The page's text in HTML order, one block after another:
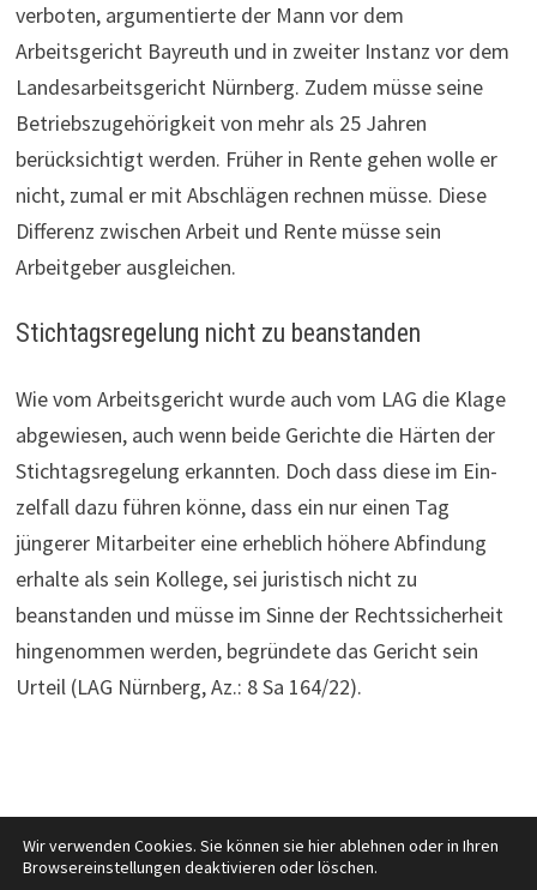
verboten, argumentierte der Mann vor dem
Arbeitsgericht Bayreuth und in zweiter Instanz vor dem
Landesarbeitsgericht Nürnberg. Zudem müsse seine
Betriebszugehörigkeit von mehr als 25 Jahren
berücksichtigt werden. Früher in Rente gehen wolle er
nicht, zumal er mit Abschlägen rechnen müsse. Diese
Differenz zwischen Arbeit und Rente müsse sein
Arbeitgeber ausgleichen.
Stichtagsregelung nicht zu beanstanden
Wie vom Arbeitsgericht wurde auch vom LAG die Klage
abgewiesen, auch wenn beide Gerichte die Härten der
Stichtagsregelung erkannten. Doch dass diese im Ein­
zel­fall dazu führen könne, dass ein nur einen Tag
jüngerer Mitarbeiter eine erheb­lich höhere Abfin­dung
erhalte als sein Kollege, sei juristisch nicht zu
beanstanden und müsse im Sinne der Rechtssicherheit
hingenommen werden, begründete das Gericht sein
Urteil (LAG Nürn­berg, Az.: 8 Sa 164/22).
Copyright © 2026Recht kurzweilig
Wir verwenden Cookies. Sie können sie hier ablehnen oder in Ihren
Browsereinstellungen deaktivieren oder löschen.